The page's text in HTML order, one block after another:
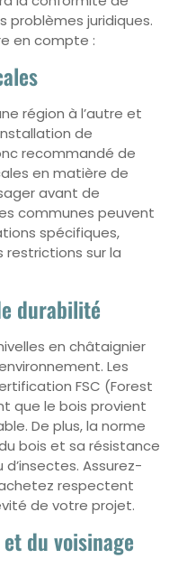
problèmes juridiques.
en compte :
région à l’autre et
de
recommandé de
en matière de
avant de
communes peuvent
spécifiques,
restrictions sur la
durabilité
en châtaignier
Les
FSC (Forest
que le bois provient
De plus, la norme
bois et sa résistance
Assurez-
respectent
de votre projet.
du voisinage